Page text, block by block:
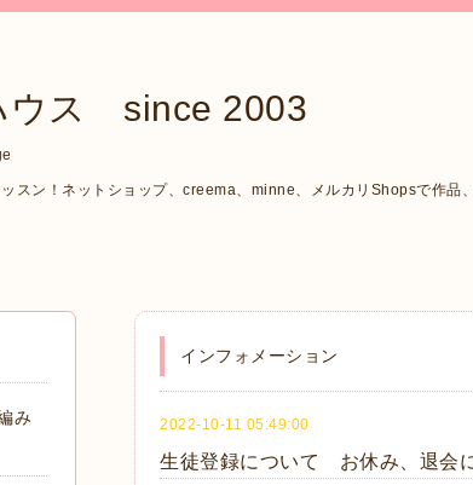
ウス since 2003
スン！ネットショップ、creema、minne、メルカリShopsで作品
インフォメーション
2022-10-11 05:49:00
生徒登録について お休み、退会
み